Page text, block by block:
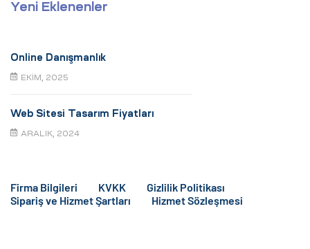
Yeni Eklenenler
Online Danışmanlık
EKIM, 2025
Web Sitesi Tasarım Fiyatları
ARALIK, 2024
Firma Bilgileri KVKK
Gizlilik Politikası
Sipariş ve Hizmet Şartları
Hizmet Sözleşmesi